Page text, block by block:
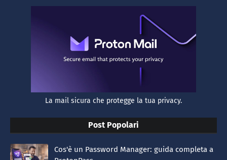
La mail sicura che protegge la tua privacy.
Post Popolari
Cos'è un Password Manager: guida completa a